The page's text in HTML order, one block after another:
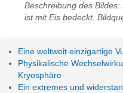
Beschreibung des
ist mit Eis bedeckt.
Eine weltweit einzigartige
Physikalische
Kryosphäre
Ein extremes und